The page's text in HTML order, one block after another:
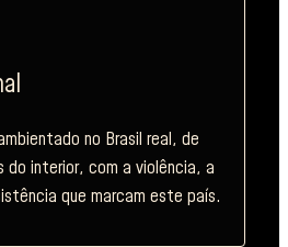
no Brasil real, de
do interior, com a violência, a
que marcam este país.